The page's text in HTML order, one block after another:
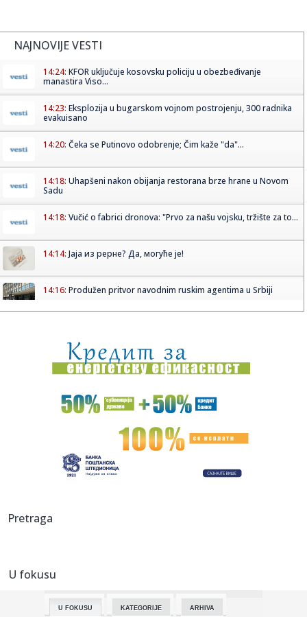
NAJNOVIJE VESTI
14:24: KFOR uključuje kosovsku policiju u obezbeđivanje
manastira Viso...
14:23: Eksplozija u bugarskom vojnom postrojenju, 300 radnika
evakuisano
14:20: Čeka se Putinovo odobrenje; Čim kaže "da"...
14:18: Uhapšeni nakon obijanja restorana brze hrane u Novom
Sadu
14:18: Vučić o fabrici dronova: "Prvo za našu vojsku, tržište za to...
14:14: Јаја из рерне? Да, могуће је!
14:16: Produžen pritvor navodnim ruskim agentima u Srbiji
14:13:Miletić: Problemi u zdravstvu nisu vezani za jedan grad,
svugde ...
14:12:Vratio se iz Njemačke u BiH i nije požalio: Preporodio sam
Mrlje od lubenice na majici su vam pokvarile dan? Uz ovaj
14:12:Poznate plate igrača Makabija – Madar igra za 2 miliona,
14:12:
Pretraga
U fokusu
U FOKUSU KATEGORIJE ARHIVA